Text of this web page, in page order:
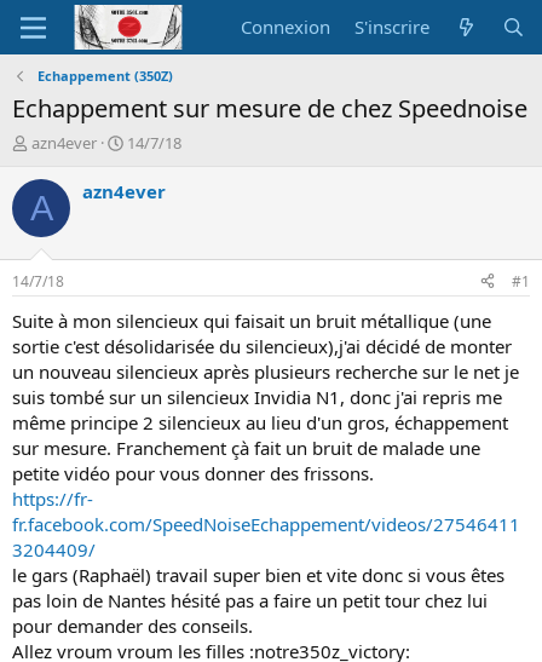
Connexion S'inscrire
Echappement (350Z)
Echappement sur mesure de chez Speednoise
A
t
e
r
d
e
l
d
i
s
c
u
s
s
i
o
n
azn4ever
D
t
é
b
t
14/7/18
A azn4ever
14/7/18 #1
Suite à mon silencieux qui faisait un bruit métallique (une
sortie c'est désolidarisée du silencieux),j'ai décidé de monter
un nouveau silencieux après plusieurs recherche sur le net je
suis tombé sur un silencieux Invidia N1, donc j'ai repris me
même principe 2 silencieux au lieu d'un gros, échappement
sur mesure. Franchement çà fait un bruit de malade une
petite vidéo pour vous donner des frissons.
https://fr-
fr.facebook.com/SpeedNoiseEchappement/videos/27546411
3204409/
le gars (Raphaël) travail super bien et vite donc si vous êtes
pas loin de Nantes hésité pas a faire un petit tour chez lui
pour demander des conseils.
Allez vroum vroum les filles :notre350z_victory: